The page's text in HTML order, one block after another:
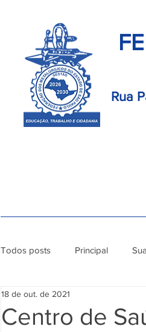
Rua
Todos posts Principal
Centro de
18 de out. de 2021